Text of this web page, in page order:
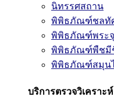
นิทรรศสถาน
พิพิธภัณฑ์ชลทั
พิพิธภัณฑ์พระ
พิพิธภัณฑ์พืชมี
พิพิธภัณฑ์สมุน
บริการตรวจวิเครา